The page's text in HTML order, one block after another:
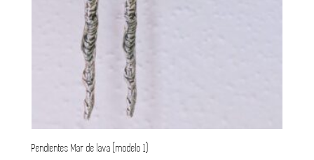
Pendientes Mar de lava (modelo 1)